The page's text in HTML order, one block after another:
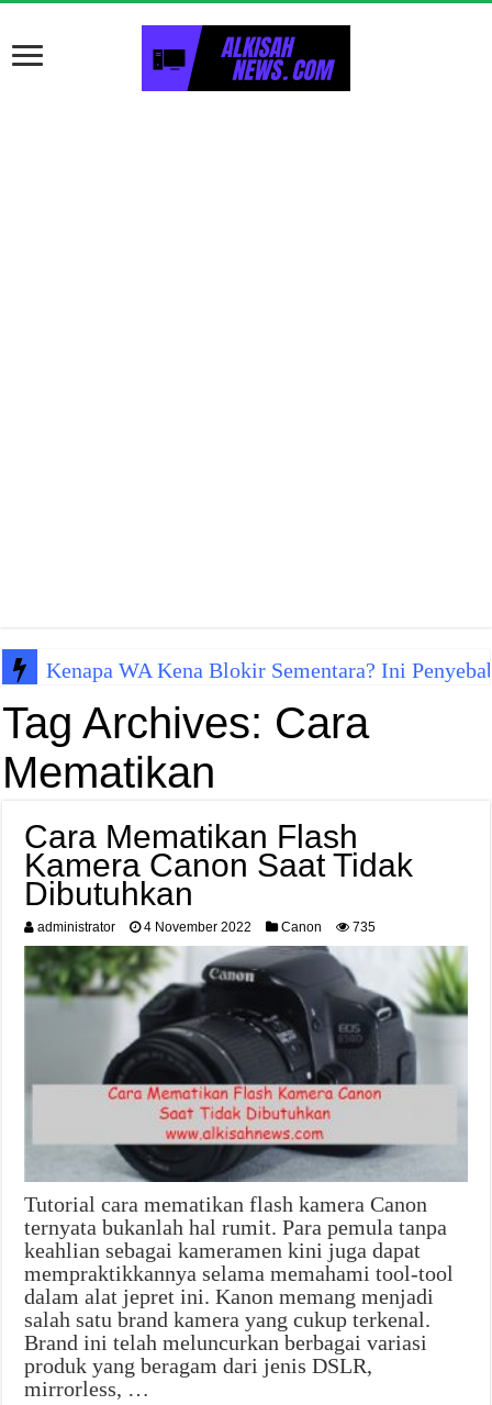
Kenapa WA Kena Blokir Sementara? Ini
Tag Archives: Cara
Mematikan
Cara Mematikan Flash
Kamera Canon Saat Tidak
Dibutuhkan
administrator 4 November 2022 Canon 735
Tutorial cara mematikan flash kamera Canon
ternyata bukanlah hal rumit. Para pemula tanpa
keahlian sebagai kameramen kini juga dapat
mempraktikkannya selama memahami tool-tool
dalam alat jepret ini. Kanon memang menjadi
salah satu brand kamera yang cukup terkenal.
Brand ini telah meluncurkan berbagai variasi
produk yang beragam dari jenis DSLR,
mirrorless, …